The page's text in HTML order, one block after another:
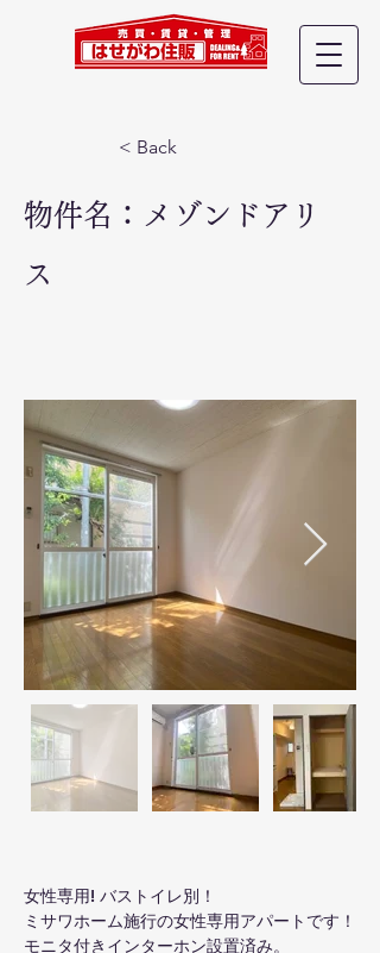
< Back
物件名：メゾンドアリ
ス
女性専用! バストイレ別！
ミサワホーム施行の女性専用アパートです！
モニタ付きインターホン設置済み。